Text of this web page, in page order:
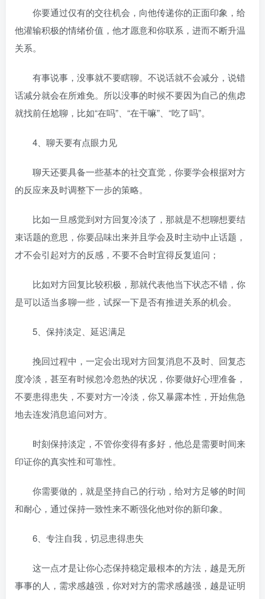
你要通过仅有的交往机会，向他传递你的正面印象，给
他灌输积极的情绪价值，他才愿意和你联系，进而不断升温
关系。
有事说事，没事就不要瞎聊。不说话就不会减分，说错
话减分就会在所难免。所以没事的时候不要因为自己的焦虑
就找前任尬聊，比如“在吗”、“在干嘛”、“吃了吗”。
4、聊天要有点眼力见
聊天还要具备一些基本的社交直觉，你要学会根据对方
的反应来及时调整下一步的策略。
比如一旦感觉到对方回复冷淡了，那就是不想聊想要结
束话题的意思，你要品味出来并且学会及时主动中止话题，
才不会引起对方的反感，不要不合时宜得反复追问；
比如对方回复比较积极，那就代表他当下状态不错，你
是可以适当多聊一些，试探一下是否有推进关系的机会。
5、保持淡定、延迟满足
挽回过程中，一定会出现对方回复消息不及时、回复态
度冷淡，甚至有时候忽冷忽热的状况，你要做好心理准备，
不要患得患失，不要对方一冷淡，你又暴露本性，开始焦急
地去连发消息追问对方。
时刻保持淡定，不管你变得有多好，他总是需要时间来
印证你的真实性和可靠性。
你需要做的，就是坚持自己的行动，给对方足够的时间
和耐心，通过保持一致性来不断强化他对你的新印象。
6、专注自我，切忌患得患失
这一点才是让你心态保持稳定最根本的方法，越是无所
事事的人，需求感越强，你对对方的需求感越强，越是证明